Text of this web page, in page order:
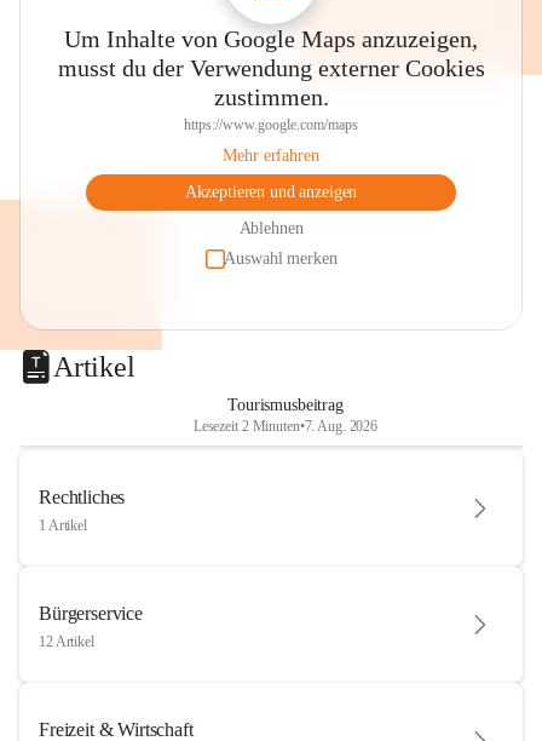
Um Inhalte von Google Maps anzuzeigen,
musst du der Verwendung externer Cookies
zustimmen.
https://www.google.com/maps
Mehr erfahren
Akzeptieren und anzeigen
Ablehnen
Auswahl merken
Artikel
Tourismusbeitrag
Lesezeit 2 Minuten•7. Aug. 2026
Rechtliches
1 Artikel
Bürgerservice
12 Artikel
Freizeit & Wirtschaft